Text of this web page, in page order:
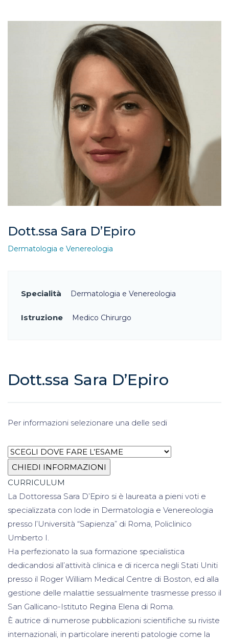
Dott.ssa Sara D’Epiro
Dermatologia e Venereologia
Specialità Dermatologia e Venereologia
Istruzione Medico Chirurgo
Dott.ssa Sara D’Epiro
Per informazioni selezionare una delle sedi
CURRICULUM
La Dottoressa Sara D’Epiro si è laureata a pieni voti e
specializzata con lode in Dermatologia e Venereologia
presso l’Università “Sapienza” di Roma, Policlinico
Umberto I.
Ha perfezionato la sua formazione specialistica
dedicandosi all’attività clinica e di ricerca negli Stati Uniti
presso il Roger William Medical Centre di Boston, ed alla
gestione delle malattie sessualmente trasmesse presso il
San Gallicano-Istituto Regina Elena di Roma.
È autrice di numerose pubblicazioni scientifiche su riviste
internazionali, in particolare inerenti patologie come la